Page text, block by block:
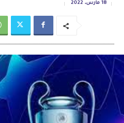
18 مارس، 2022